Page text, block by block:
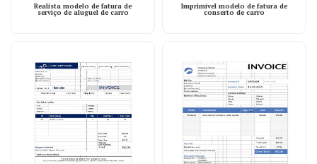
Realista modelo de fatura de
serviço de aluguel de carro
Imprimível modelo de fatura de
conserto de carro